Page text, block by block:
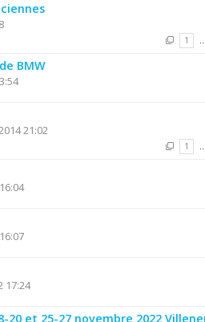
1 …
BMW
21:02
1 …
17:24
20 et 25-27 novembre 2022